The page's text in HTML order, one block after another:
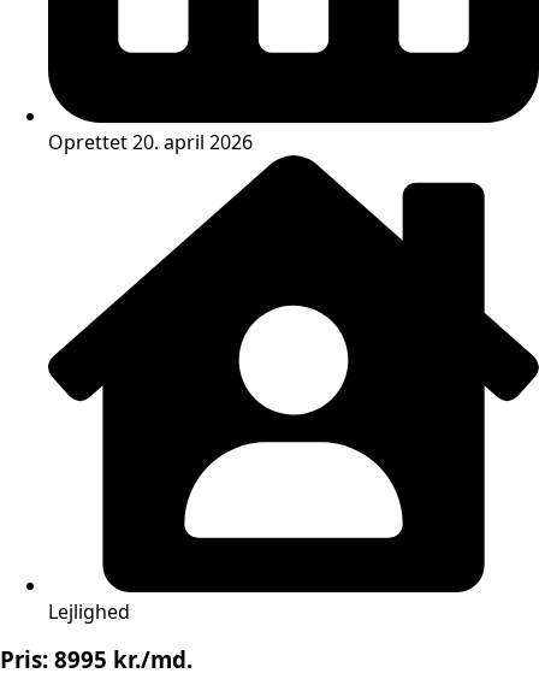
Oprettet 20. april 2026
Lejlighed
Pris: 8995 kr./md.